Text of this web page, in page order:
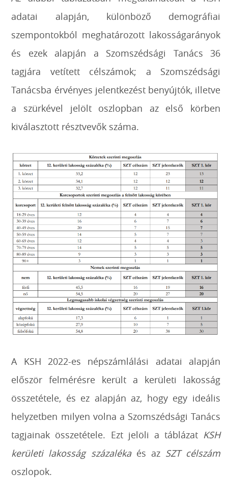
adatai alapján, különböző demográfiai
szempontokból meghatározott lakosságarányok
és ezek alapján a Szomszédsági Tanács 36
tagjára vetített célszámok; a Szomszédsági
Tanácsba érvényes jelentkezést benyújtók, illetve
a szürkével jelölt oszlopban az első körben
kiválasztott résztvevők száma.
A KSH 2022-es népszámlálási adatai alapján
először felmérésre került a kerületi lakosság
összetétele, és ez alapján az, hogy egy ideális
helyzetben milyen volna a Szomszédsági Tanács
tagjainak összetétele. Ezt jelöli a táblázat KSH
kerületi lakosság százalékaés az SZT célszám
oszlopok.